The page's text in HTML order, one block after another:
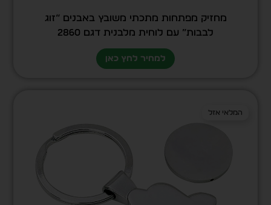
מחזיק מפתחות מתכתי משובץ באבנים “זוג
לבבות” עם לוחית מלבנית דגם 2860
למחיר לחץ כאן
המלאי אזל